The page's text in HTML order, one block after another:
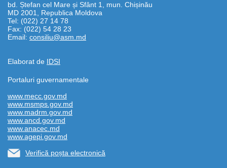
bd. Ștefan cel Mare și Sfânt 1, mun. Chișinău
MD 2001, Republica Moldova
Tel: (022) 27 14 78
Fax: (022) 54 28 23
Email: consiliu@asm.md
Elaborat de IDSI
Portaluri guvernamentale
www.mecc.gov.md
www.msmps.gov.md
www.madrm.gov.md
www.ancd.gov.md
www.anacec.md
www.agepi.gov.md
Verifică poșta electronică